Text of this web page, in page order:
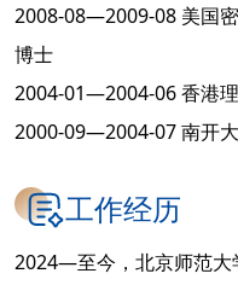
2008-08—2009-08 美国
博士
2004-01—2004-06 香港
2000-09—2004-07 南开
工作经历
2024—至今，北京师范大